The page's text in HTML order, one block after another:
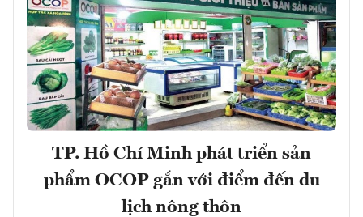
TP. Hồ Chí Minh phát triển sản
phẩm OCOP gắn với điểm đến du
lịch nông thôn